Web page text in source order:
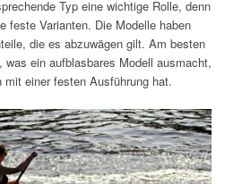
Typ eine wichtige Rolle, denn
feste Varianten. Die Modelle haben
die es abzuwägen gilt. Am besten
ein aufblasbares Modell ausmacht,
mit einer festen Ausführung hat.